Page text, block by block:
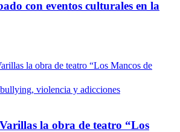
con eventos culturales en la
la obra de teatro “Los